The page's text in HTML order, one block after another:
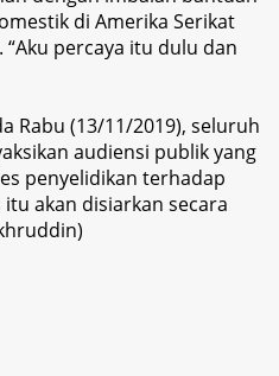
di Amerika Serikat
“Aku percaya itu dulu dan
Rabu (13/11/2019), seluruh
audiensi publik yang
penyelidikan terhadap
akan disiarkan secara